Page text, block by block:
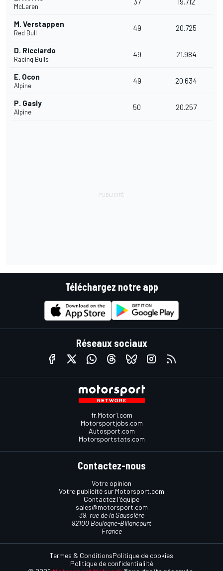
McLaren
M. Verstappen
Red Bull
49 20.725
D. Ricciardo
Racing Bulls
49 21.984
E. Ocon
Alpine
49 20.634
P. Gasly
Alpine
50 20.257
Téléchargez notre app
Réseaux sociaux
fr.Motor1.com
Motorsportjobs.com
Autosport.com
Motorsportstats.com
Contactez-nous
Votre opinion
Votre publicité sur Motorsport.com
Contactez l'équipe
sales@motorsport.com
39, rue de la Saussière
92100 Boulogne-Billancourt
France
Termes & ConditionsPolitique de cookies
Politique de confidentialilté